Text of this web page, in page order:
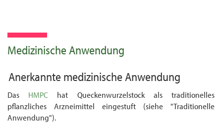
Medizinische Anwendung
Anerkannte medizinische Anwendung
Das HMPC hat Queckenwurzelstock als traditionelles
pflanzliches Arzneimittel eingestuft (siehe "Traditionelle
Anwendung").